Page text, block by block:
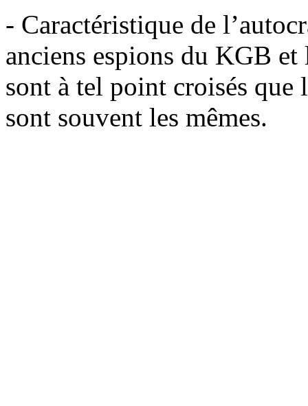
- Caractéristique de
anciens espions du KGB
sont à tel point croisés que
sont souvent les mêmes.